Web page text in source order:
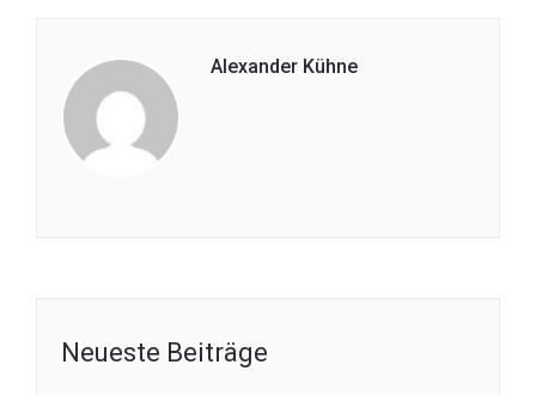
Alexander Kühne
Neueste Beiträge